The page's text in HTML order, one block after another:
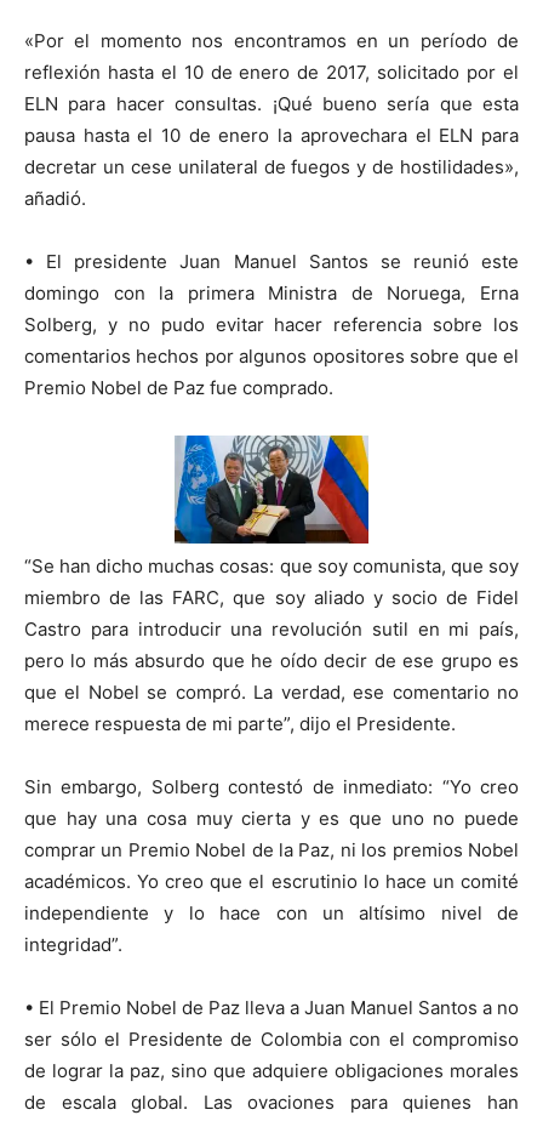
«Por el momento nos encontramos en un período de
reflexión hasta el 10 de enero de 2017, solicitado por el
ELN para hacer consultas. ¡Qué bueno sería que esta
pausa hasta el 10 de enero la aprovechara el ELN para
decretar un cese unilateral de fuegos y de hostilidades»,
añadió.
• El presidente Juan Manuel Santos se reunió este
domingo con la primera Ministra de Noruega, Erna
Solberg, y no pudo evitar hacer referencia sobre los
comentarios hechos por algunos opositores sobre que el
Premio Nobel de Paz fue comprado.
“Se han dicho muchas cosas: que soy comunista, que soy
miembro de las FARC, que soy aliado y socio de Fidel
Castro para introducir una revolución sutil en mi país,
pero lo más absurdo que he oído decir de ese grupo es
que el Nobel se compró. La verdad, ese comentario no
merece respuesta de mi parte”, dijo el Presidente.
Sin embargo, Solberg contestó de inmediato: “Yo creo
que hay una cosa muy cierta y es que uno no puede
comprar un Premio Nobel de la Paz, ni los premios Nobel
académicos. Yo creo que el escrutinio lo hace un comité
independiente y lo hace con un altísimo nivel de
integridad”.
• El Premio Nobel de Paz lleva a Juan Manuel Santos a no
ser sólo el Presidente de Colombia con el compromiso
de lograr la paz, sino que adquiere obligaciones morales
de escala global. Las ovaciones para quienes han